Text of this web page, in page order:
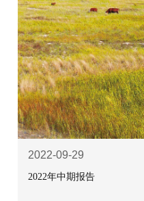
2022-09-29
2022年中期报告